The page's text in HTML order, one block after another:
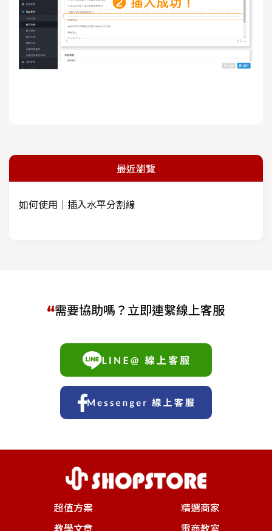
最近瀏覽
如何使用｜插入水平分割線
需要協助嗎？立即連繫線上客服
超值方案
精選商家
教學文章
電商教室